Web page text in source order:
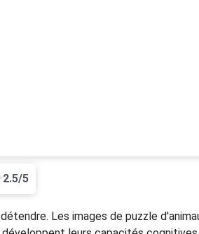
2.5/5
Les images de puzzle